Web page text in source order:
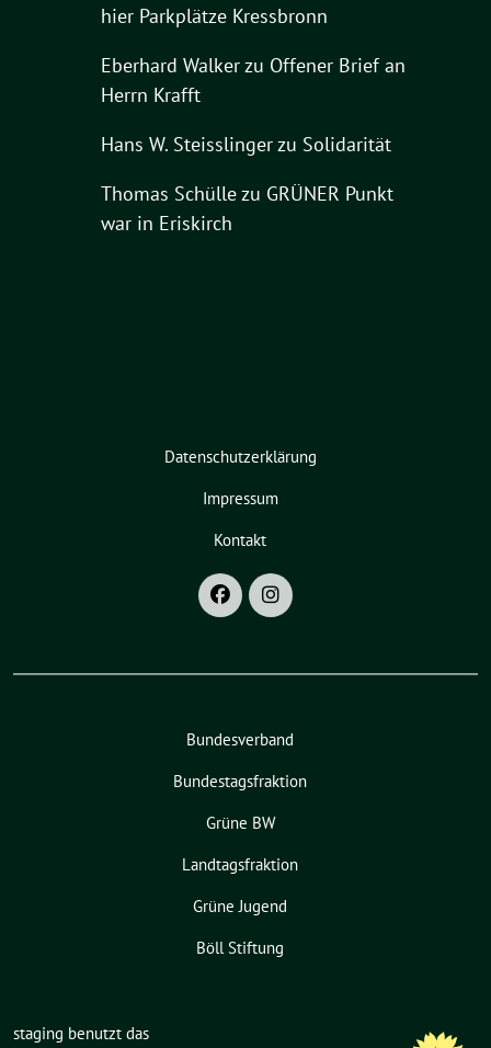
hier Parkplätze Kressbronn
Eberhard Walkerzu Offener Brief an
Herrn Krafft
Hans W. Steisslingerzu Solidarität
Thomas Schüllezu GRÜNER Punkt
war in Eriskirch
Datenschutzerklärung
Impressum
Kontakt
Bundesverband
Bundestagsfraktion
Grüne BW
Landtagsfraktion
Grüne Jugend
Böll Stiftung
staging benutzt das